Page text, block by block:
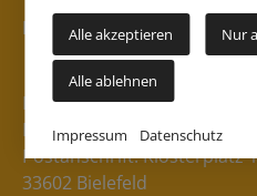
Alle akzeptieren Nur
Alle ablehnen
Impressum Datenschutz
Katholische
Besucheranschrift:
Postanschrift: Klosterplatz 1
33602 Bielefeld